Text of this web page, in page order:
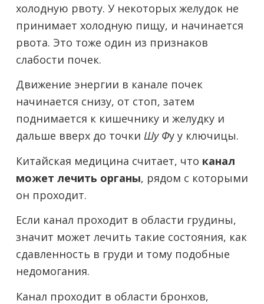
холодную рвоту. У некоторых желудок не
принимает холодную пищу, и начинается
рвота. Это тоже один из признаков
слабости почек.
Движение энергии в канале почек
начинается снизу, от стоп, затем
поднимается к кишечнику и желудку и
дальше вверх до точки Шу Фу у ключицы.
Китайская медицина считает, что канал
может лечить органы, рядом с которыми
он проходит.
Если канал проходит в области грудины,
значит может лечить такие состояния, как
сдавленность в груди и тому подобные
недомогания.
Канал проходит в области бронхов,